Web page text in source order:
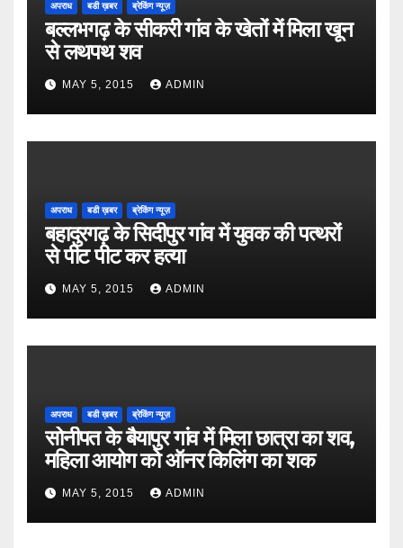
अपराध बडी ख़बर ब्रेकिंग न्यूज़
बल्लभगढ़ के सीकरी गांव के खेतों में मिला खून
से लथपथ शव
MAY 5, 2015 ADMIN
अपराध बडी ख़बर ब्रेकिंग न्यूज़
बहादुरगढ़ के सिदीपुर गांव में युवक की पत्थरों
से पीट पीट कर हत्या
MAY 5, 2015 ADMIN
अपराध बडी ख़बर ब्रेकिंग न्यूज़
सोनीपत के बैयापुर गांव में मिला छात्रा का शव,
महिला आयोग को ऑनर किलिंग का शक
MAY 5, 2015 ADMIN